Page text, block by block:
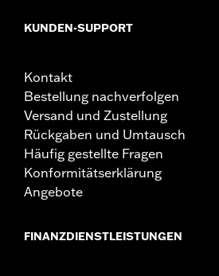
KUNDEN-SUPPORT
Kontakt
Bestellung nachverfolgen
Versand und Zustellung
Rückgaben und Umtausch
Häufig gestellte Fragen
Konformitätserklärung
Angebote
FINANZDIENSTLEISTUNGEN